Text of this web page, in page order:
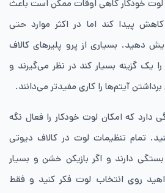
خودکار گاهی اوقات ممکن است باعث
پیدا کند اما در اکثر موارد حتی
دهید. بسیاری از پرو پلیرهای کالاف
یک گزینه بسیار کند در نظر می‌گیرند و
آیتم‌ها را کاری مفیدتر می‌دانند.
دارد که امکان لوت خودکار را فعال نگه
تمام تنظیمات لوت در کالاف دیوتی
دارند و اگر بازیکن خشن و بسیار
روی انتخاب لوت فکر کنید و فقط